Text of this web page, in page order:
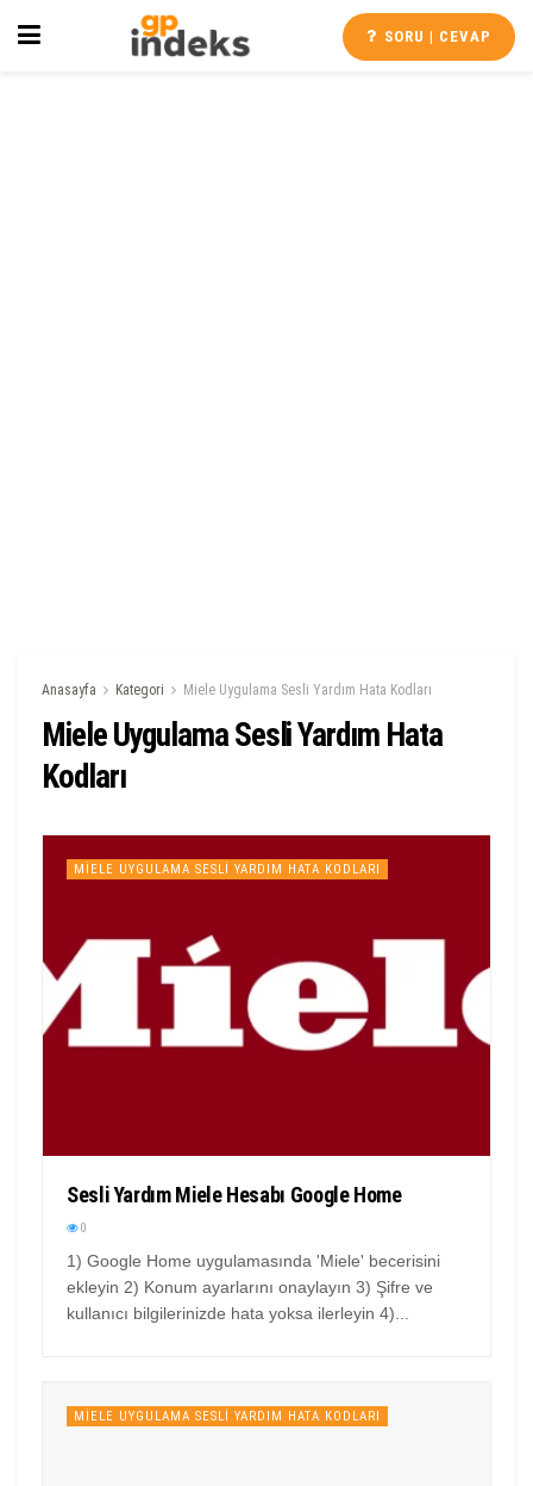
SORU | CEVAP
Anasayfa Kategori Miele Uygulama Sesli Yardım Hata Kodları
Miele Uygulama Sesli Yardım Hata
Kodları
MIELE UYGULAMA SESLI YARDIM HATA KODLARI
Sesli Yardım Miele Hesabı Google Home
0
1) Google Home uygulamasında 'Miele' becerisini
ekleyin 2) Konum ayarlarını onaylayın 3) Şifre ve
kullanıcı bilgilerinizde hata yoksa ilerleyin 4)...
MIELE UYGULAMA SESLI YARDIM HATA KODLARI